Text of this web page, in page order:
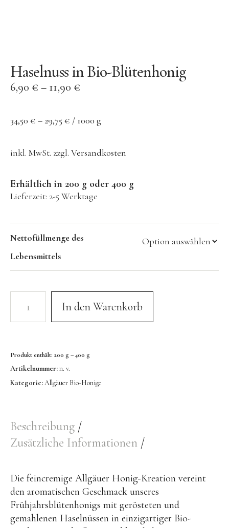
Haselnuss in Bio-Blütenhonig
6,90 € – 11,90 €
34,50 € – 29,75 € / 1000 g
inkl. MwSt. zzgl. Versandkosten
Erhältlich in 200 g oder 400 g
Lieferzeit: 2-5 Werktage
Nettofüllmenge des
Lebensmittels
In den Warenkorb
Produkt enthält: 200 g – 400 g
Artikelnummer:n. v.
Kategorie:Allgäuer Bio-Honige
Beschreibung
Zusätzliche Informationen
Die feincremige Allgäuer Honig-Kreation vereint
den aromatischen Geschmack unseres
Frühjahrsblütenhonigs mit gerösteten und
gemahlenen Haselnüssen in einzigartiger Bio-